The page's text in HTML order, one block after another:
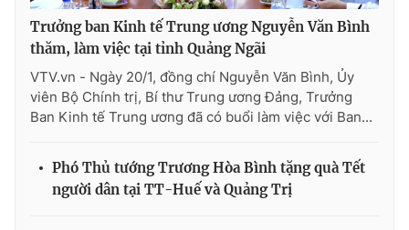
VTV Sức khoẻ Bất động sản
Thị trường 24h Tấm lòng Việt
VTV4 Vươn mình bằng AI
VTV9 VTV8
Trưởng ban Kinh tế Trung ương Nguyễn Văn Bình
thăm, làm việc tại tỉnh Quảng Ngãi
VTV.vn - Ngày 20/1, đồng chí Nguyễn Văn Bình, Ủy
viên Bộ Chính trị, Bí thư Trung ương Đảng, Trưởng
Ban Kinh tế Trung ương đã có buổi làm việc với Ban...
Phó Thủ tướng Trương Hòa Bình tặng quà Tết
người dân tại TT-Huế và Quảng Trị